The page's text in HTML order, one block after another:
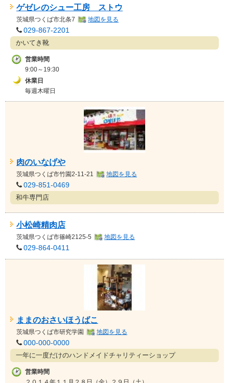
ゲゼレのシュー工房 ストウ
茨城県つくば市北条7 地図を見る
029-867-2201
かいてき靴
営業時間
9:00～19:30
休業日
毎週木曜日
肉のいなげや
茨城県つくば市竹園2-11-21 地図を見る
029-851-0469
和牛専門店
小松崎精肉店
茨城県つくば市篠崎2125-5 地図を見る
029-864-0411
ままのおさいほうばこ
茨城県つくば市研究学園 地図を見る
000-000-0000
一年に一度だけのハンドメイドチャリティーショップ
営業時間